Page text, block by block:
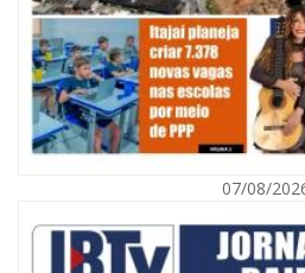
Navegantes celebra 64 anos com shows
Morada e Chiquito & Bordoneio
07/08/